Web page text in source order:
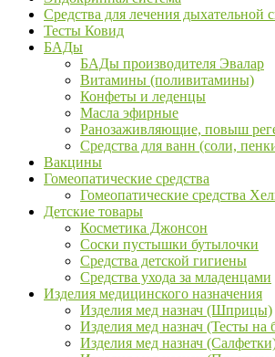
Средства для лечения дыхательной
Тесты Ковид
БАДы
БАДы производителя Эвалар
Витамины (поливитамины)
Конфеты и леденцы
Масла эфирные
Ранозаживляющие, повыш
Средства для ванн (соли,
Вакцины
Гомеопатические средства
Гомеопатические средства
Детские товары
Косметика Джонсон
Соски пустышки бутылочки
Средства детской гигиены
Средства ухода за младенцами
Изделия медицинского назначения
Изделия мед назнач (Шприцы)
Изделия мед назнач (Тесты на
Изделия мед назнач